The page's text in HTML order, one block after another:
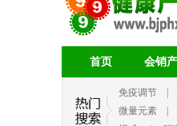
首页 会销
免疫调节
微量元素